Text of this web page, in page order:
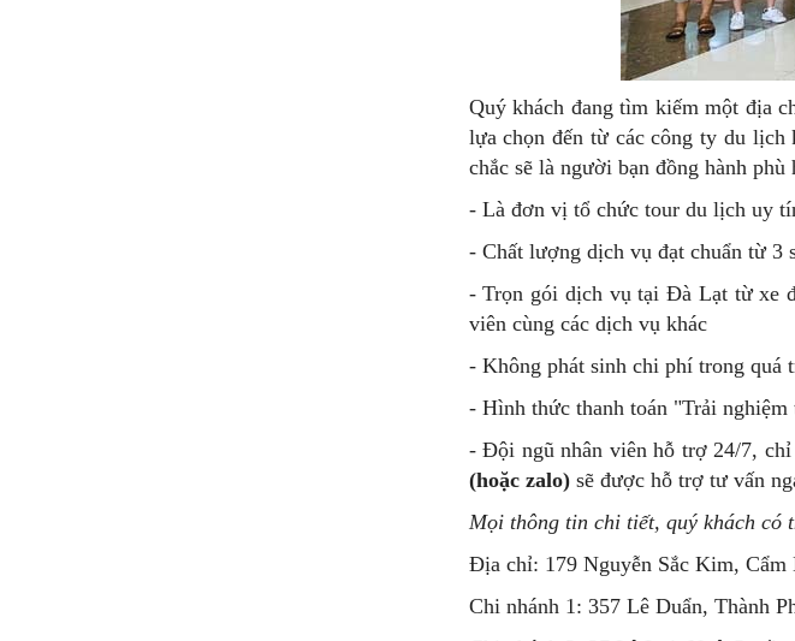
Quý khách đang tìm kiếm một địa
lựa chọn đến từ các công ty du
chắc sẽ là người bạn đồng hành
- Là đơn vị tổ chức tour du lịch uy
- Chất lượng dịch vụ đạt chuẩn từ 3
- Trọn gói dịch vụ tại Đà Lạt từ xe
viên cùng các dịch vụ khác
- Không phát sinh chi phí trong quá
- Hình thức thanh toán "Trải
- Đội ngũ nhân viên hỗ trợ 24/7,
(hoặc zalo)sẽ được hỗ trợ tư vấn
Mọi thông tin chi tiết, quý khách có
Địa chỉ: 179 Nguyễn Sắc Kim, Cẩm
Chi nhánh 1: 357 Lê Duẩn, Thành